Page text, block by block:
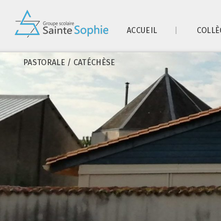
ACCUEIL
PASTORALE / CATÉCHÈSE